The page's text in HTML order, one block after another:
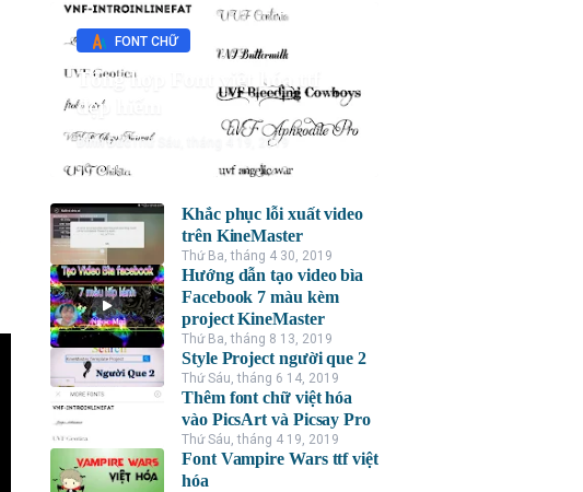
FONT CHỮ
Tổng hợp Font việt hóa ttf
đẹp hiếm
Đình ĐứcThứ Sáu, tháng 4 19, 2019
Khắc phục lỗi xuất video
trên KineMaster
Thứ Ba, tháng 4 30, 2019
Hướng dẫn tạo video bìa
Facebook 7 màu kèm
project KineMaster
Thứ Ba, tháng 8 13, 2019
Style Project người que 2
Thứ Sáu, tháng 6 14, 2019
Thêm font chữ việt hóa
vào PicsArt và Picsay Pro
Thứ Sáu, tháng 4 19, 2019
Font Vampire Wars ttf việt
hóa